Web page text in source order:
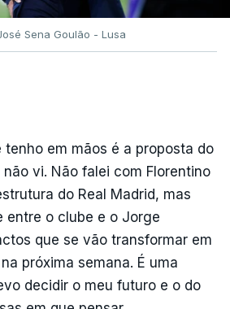
Sena Goulão - Lusa
tenho em mãos é a proposta do
vi. Não falei com Florentino
do Real Madrid, mas
entre o clube e o Jorge
que se vão transformar em
próxima semana. É uma
decidir o meu futuro e o do